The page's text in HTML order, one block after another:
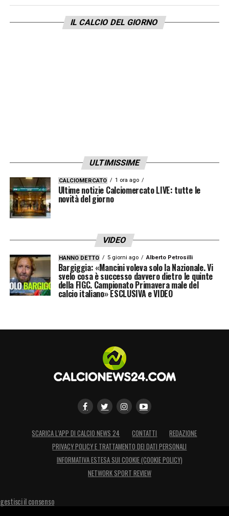
ottimo rapporto. Sistemeremo le cose al
momento giusto. Senza fretta».
IL CALCIO DEL GIORNO
ULTIMISSIME
CALCIOMERCATO 1 ora ago
Ultime notizie Calciomercato LIVE: tutte le
novità del giorno
VIDEO
HANNO DETTO 5 giorni ago Alberto Petrosilli
Bargiggia: «Mancini voleva solo la Nazionale. Vi
svelo cosa è successo davvero dietro le quinte
della FIGC. Campionato Primavera male del
calcio italiano» ESCLUSIVA e VIDEO
SCARICA L’APP DI CALCIO NEWS 24 CONTATTI
REDAZIONE
PRIVACY POLICY E TRATTAMENTO DEI DATI PERSONALI
INFORMATIVA ESTESA SUI COOKIE (COOKIE POLICY)
NETWORK SPORT REVIEW
gestisci il consenso